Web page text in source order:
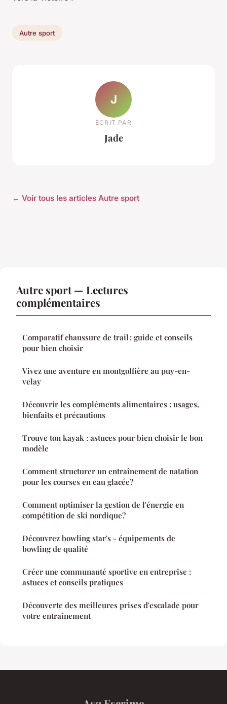
Autre sport
J
ECRIT PAR
Jade
← Voir tous les articles Autre sport
Autre sport — Lectures
complémentaires
Comparatif chaussure de trail : guide et conseils
pour bien choisir
Vivez une aventure en montgolfière au puy-en-
velay
Découvrir les compléments alimentaires : usages,
bienfaits et précautions
Trouve ton kayak : astuces pour bien choisir le bon
modèle
Comment structurer un entraînement de natation
pour les courses en eau glacée?
Comment optimiser la gestion de l'énergie en
compétition de ski nordique?
Découvrez bowling star's - équipements de
bowling de qualité
Créer une communauté sportive en entreprise :
astuces et conseils pratiques
Découverte des meilleures prises d'escalade pour
votre entraînement